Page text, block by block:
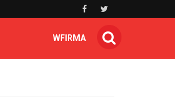
WFIRMA